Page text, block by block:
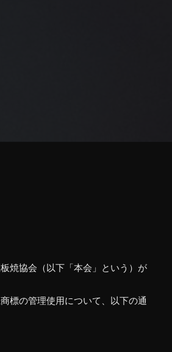
焼協会（以下「本会」という）が
標の管理使用について、以下の通